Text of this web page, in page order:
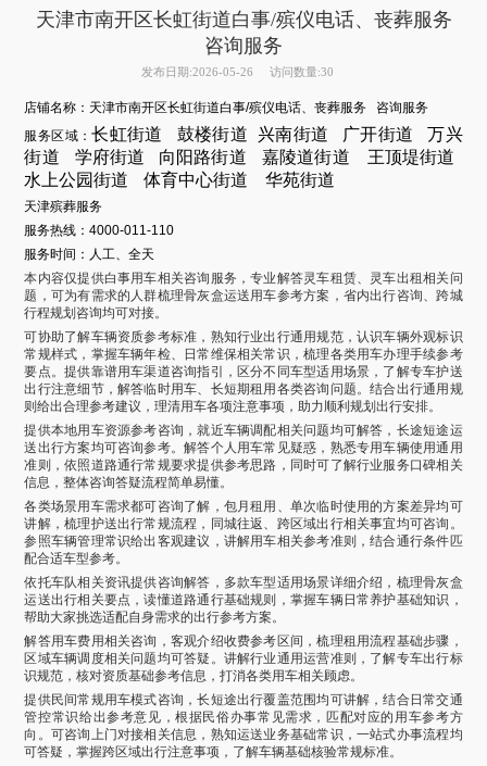
天津市南开区长虹街道白事/殡仪电话、丧葬服务
咨询服务
发布日期:2026-05-26 访问数量:30
店铺名称：天津市南开区长虹街道白事/殡仪电话、丧葬服务 咨询服务
服务区域：长虹街道 鼓楼街道 兴南街道 广开街道
万兴
街道
学府街道 向阳路街道 嘉陵道街道 王顶堤街道
水上公园街道
体育中心街道 华苑街道
天津殡葬服务
服务热线：4000-011-110
服务时间：人工、全天
本内容仅提供白事用车相关咨询服务，专业解答灵车租赁、灵车出租相关问
题，可为有需求的人群梳理骨灰盒运送用车参考方案，省内出行咨询、跨城
行程规划咨询均可对接。
可协助了解车辆资质参考标准，熟知行业出行通用规范，认识车辆外观标识
常规样式，掌握车辆年检、日常维保相关常识，梳理各类用车办理手续参考
要点。提供靠谱用车渠道咨询指引，区分不同车型适用场景，了解专车护送
出行注意细节，解答临时用车、长短期租用各类咨询问题。结合出行通用规
则给出合理参考建议，理清用车各项注意事项，助力顺利规划出行安排。
提供本地用车资源参考咨询，就近车辆调配相关问题均可解答，长途短途运
送出行方案均可咨询参考。解答个人用车常见疑惑，熟悉专用车辆使用通用
准则，依照道路通行常规要求提供参考思路，同时可了解行业服务口碑相关
信息，整体咨询答疑流程简单易懂。
各类场景用车需求都可咨询了解，包月租用、单次临时使用的方案差异均可
讲解，梳理护送出行常规流程，同城往返、跨区域出行相关事宜均可咨询。
参照车辆管理常识给出客观建议，讲解用车相关参考准则，结合通行条件匹
配合适车型参考。
依托车队相关资讯提供咨询解答，多款车型适用场景详细介绍，梳理骨灰盒
运送出行相关要点，读懂道路通行基础规则，掌握车辆日常养护基础知识，
帮助大家挑选适配自身需求的出行参考方案。
解答用车费用相关咨询，客观介绍收费参考区间，梳理租用流程基础步骤，
区域车辆调度相关问题均可答疑。讲解行业通用运营准则，了解专车出行标
识规范，核对资质基础参考信息，打消各类用车相关顾虑。
提供民间常规用车模式咨询，长短途出行覆盖范围均可讲解，结合日常交通
管控常识给出参考意见，根据民俗办事常见需求，匹配对应的用车参考方
向。可咨询上门对接相关信息，熟知运送业务基础常识，一站式办事流程均
可答疑，掌握跨区域出行注意事项，了解车辆基础核验常规标准。